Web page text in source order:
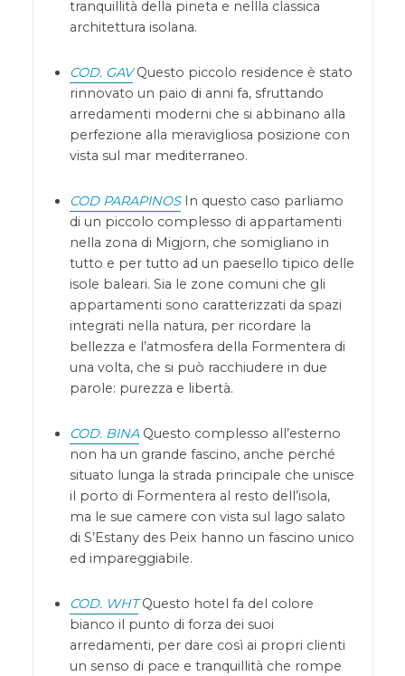
tranquillità della pineta e nellla classica
architettura isolana.
COD. GAV Questo piccolo residence è stato
rinnovato un paio di anni fa, sfruttando
arredamenti moderni che si abbinano alla
perfezione alla meravigliosa posizione con
vista sul mar mediterraneo.
COD PARAPINOS In questo caso parliamo
di un piccolo complesso di appartamenti
nella zona di Migjorn, che somigliano in
tutto e per tutto ad un paesello tipico delle
isole baleari. Sia le zone comuni che gli
appartamenti sono caratterizzati da spazi
integrati nella natura, per ricordare la
bellezza e l’atmosfera della Formentera di
una volta, che si può racchiudere in due
parole: purezza e libertà.
COD. BINA Questo complesso all’esterno
non ha un grande fascino, anche perché
situato lunga la strada principale che unisce
il porto di Formentera al resto dell’isola,
ma le sue camere con vista sul lago salato
di S’Estany des Peix hanno un fascino unico
ed impareggiabile.
COD. WHT Questo hotel fa del colore
bianco il punto di forza dei suoi
arredamenti, per dare così ai propri clienti
un senso di pace e tranquillità che rompe